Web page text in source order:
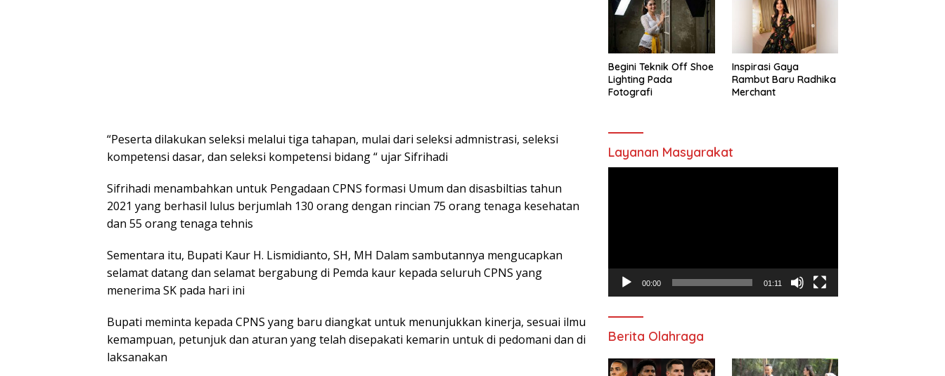
“Peserta dilakukan seleksi melalui tiga tahapan, mulai dari seleksi admnistrasi, seleksi
kompetensi dasar, dan seleksi kompetensi bidang “ ujar Sifrihadi
Sifrihadi menambahkan untuk Pengadaan CPNS formasi Umum dan disasbiltias tahun
2021 yang berhasil lulus berjumlah 130 orang dengan rincian 75 orang tenaga kesehatan
dan 55 orang tenaga tehnis
Sementara itu, Bupati Kaur H. Lismidianto, SH, MH Dalam sambutannya mengucapkan
selamat datang dan selamat bergabung di Pemda kaur kepada seluruh CPNS yang
menerima SK pada hari ini
Bupati meminta kepada CPNS yang baru diangkat untuk menunjukkan kinerja, sesuai ilmu
kemampuan, petunjuk dan aturan yang telah disepakati kemarin untuk di pedomani dan di
laksanakan
Begini Teknik Off Shoe
Lighting Pada
Fotografi
Inspirasi Gaya
Rambut Baru Radhika
Merchant
Layanan Masyarakat
00:00 01:11
Berita Olahraga